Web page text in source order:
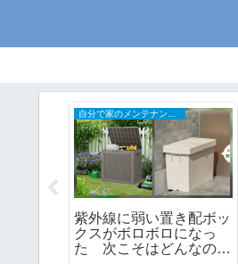
自分で家のメンテナンスDIY
ご近所さんが古家を解体
したら街にGが増えまく
り